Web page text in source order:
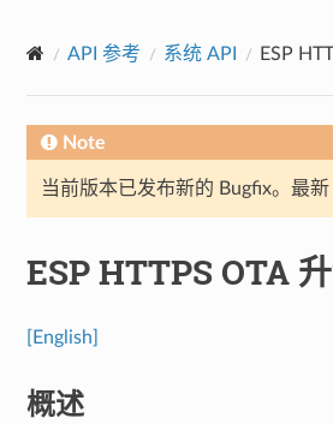
API 参考 系统 API ESP
Note
当前版本已发布新的 Bugfix。最
ESP HTTPS OTA
[English]
概述